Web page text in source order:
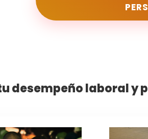
desempeño laboral y